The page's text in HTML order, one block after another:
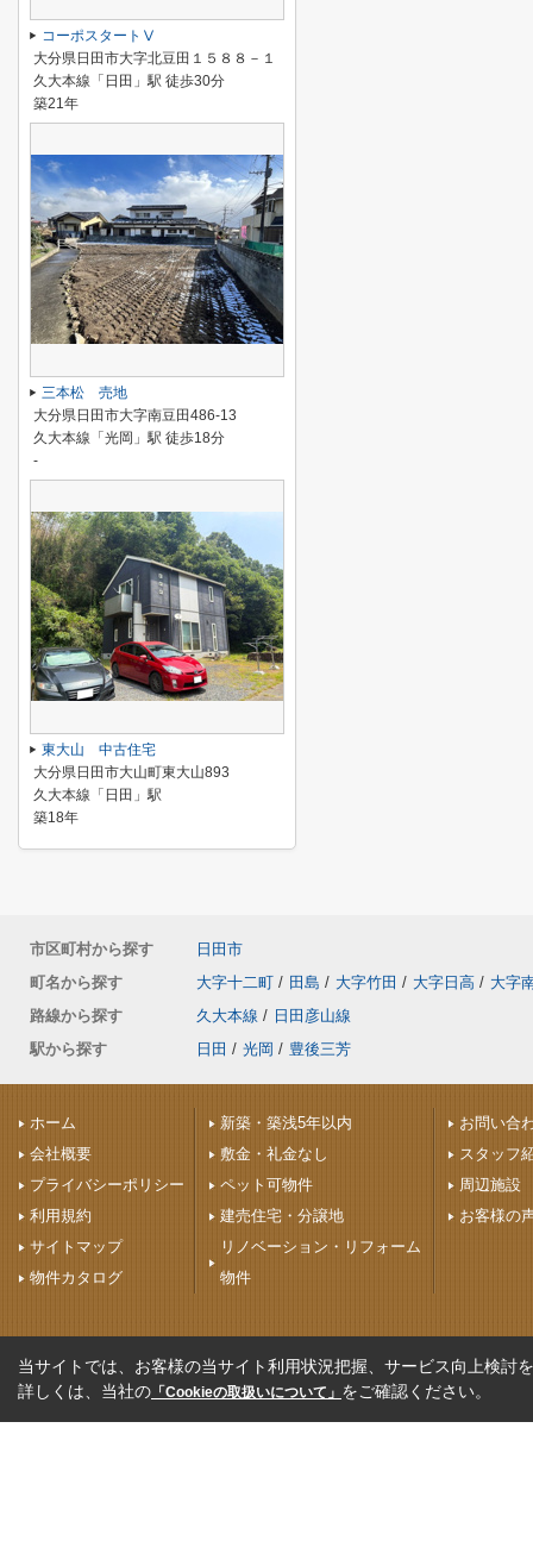
コーポスタートⅤ
大分県日田市大字北豆田１５８８－１
久大本線「日田」駅 徒歩30分
築21年
三本松 売地
大分県日田市大字南豆田486-13
久大本線「光岡」駅 徒歩18分
-
東大山 中古住宅
大分県日田市大山町東大山893
久大本線「日田」駅
築18年
市区町村から探す
日田市
町名から探す
大字十二町 / 田島 / 大字竹田 / 大字日高 / 大字
路線から探す
久大本線 / 日田彦山線
駅から探す
日田 / 光岡 / 豊後三芳
ホーム
会社概要
プライバシーポリシー
利用規約
サイトマップ
物件カタログ
新築・築浅5年以内
敷金・礼金なし
ペット可物件
建売住宅・分譲地
リノベーション・リフォーム
物件
お問い合
スタッフ
周辺施設
お客様の
当サイトでは、お客様の当サイト利用状況把握、サービス向上検討
詳しくは、当社の 「Cookieの取扱いについて」 をご確認ください。